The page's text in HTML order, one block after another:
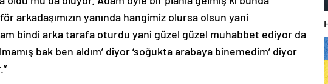
arkadaşımızın yanında hangimiz olursa olsun yani
bindi arka tarafa oturdu yani güzel güzel muhabbet ediyor da
bak ben aldım’ diyor ‘soğukta arabaya binemedim’ diyor